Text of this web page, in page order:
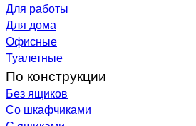
Для работы
Для дома
Офисные
Туалетные
По конструкции
Без ящиков
Со шкафчиками